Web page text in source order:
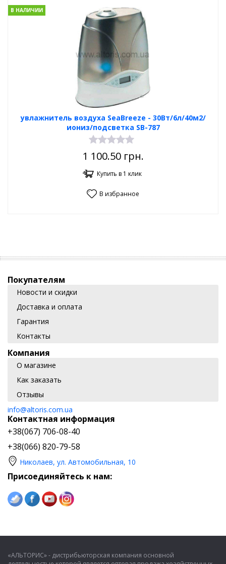
увлажнитель воздуха SeaBreeze - 30Вт/6л/40м2/
иониз/подсветка SB-787
В НАЛИЧИИ
1 100.50грн.
Купить в 1 клик
В избранное
Покупателям
Новости и скидки
Доставка и оплата
Гарантия
Контакты
Компания
О магазине
Как заказать
Отзывы
info@altoris.com.ua
Контактная информация
+38(067) 706-08-40
+38(066) 820-79-58
Николаев, ул. Автомобильная, 10
Присоединяйтесь к нам:
«АЛЬТОРИС» - дистрибьюторская компания основной